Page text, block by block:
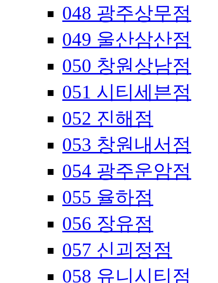
048 광주상무점
049 울산삼산점
050 창원상남점
051 시티세븐점
052 진해점
053 창원내서점
054 광주운암점
055 율하점
056 장유점
057 신괴정점
058 유니시티점